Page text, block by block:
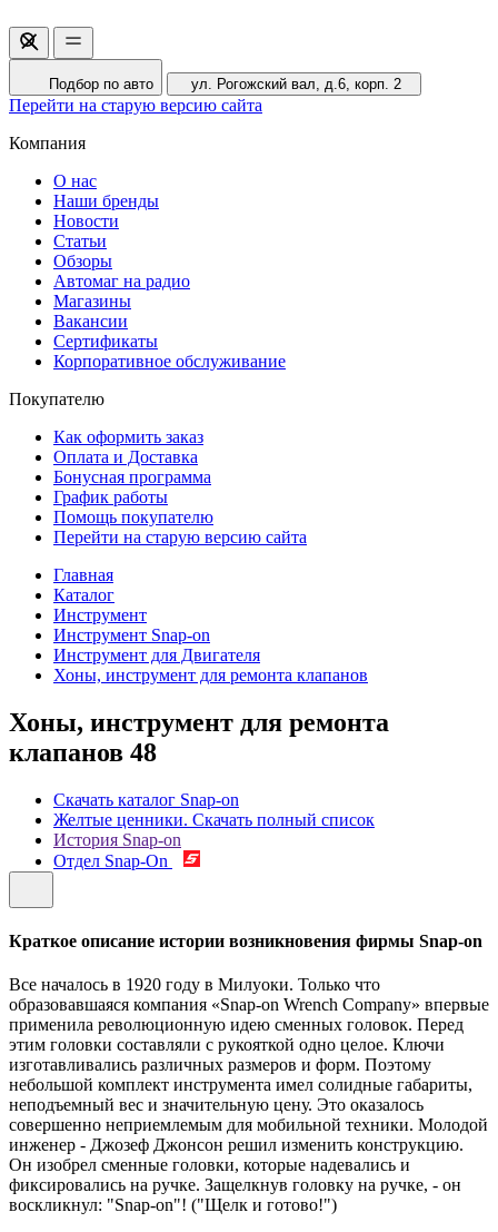
Подбор по авто ул. Рогожский вал, д.6, корп. 2
Перейти на старую версию сайта
Компания
О нас
Наши бренды
Новости
Статьи
Обзоры
Автомаг на радио
Магазины
Вакансии
Сертификаты
Корпоративное обслуживание
Покупателю
Как оформить заказ
Оплата и Доставка
Бонусная программа
График работы
Помощь покупателю
Перейти на старую версию сайта
Главная
Каталог
Инструмент
Инструмент Snap-on
Инструмент для Двигателя
Хоны, инструмент для ремонта клапанов
Хоны, инструмент для ремонта
клапанов 48
Скачать каталог Snap-on
Желтые ценники. Скачать полный список
История Snap-on
Отдел Snap-On
Краткое описание истории возникновения фирмы Snap-on
Все началось в 1920 году в Милуоки. Только что
образовавшаяся компания «Snap-on Wrench Company» впервые
применила революционную идею сменных головок. Перед
этим головки составляли с рукояткой одно целое. Ключи
изготавливались различных размеров и форм. Поэтому
небольшой комплект инструмента имел солидные габариты,
неподъемный вес и значительную цену. Это оказалось
совершенно неприемлемым для мобильной техники. Молодой
инженер - Джозеф Джонсон решил изменить конструкцию.
Он изобрел сменные головки, которые надевались и
фиксировались на ручке. Защелкнув головку на ручке, - он
воскликнул: "Snap-on"! ("Щелк и готово!")